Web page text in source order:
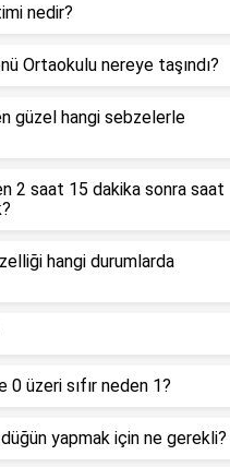
nedir?
Ortaokulu nereye taşındı?
güzel hangi sebzelerle
2 saat 15 dakika sonra saat
hangi durumlarda
0 üzeri sıfır neden 1?
düğün yapmak için ne gerekli?